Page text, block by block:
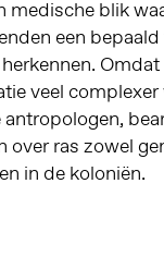
medische blik
een
veel
antropologen,
over ras zowel
in de koloniën.